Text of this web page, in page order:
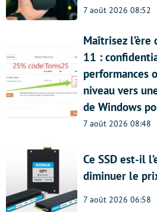
7 août 2026 08:52
Maîtrisez l’ère
11 :
performances
niveau vers
de Windows
7 août 2026 08:48
Ce SSD est-il
diminuer le
7 août 2026 06:58